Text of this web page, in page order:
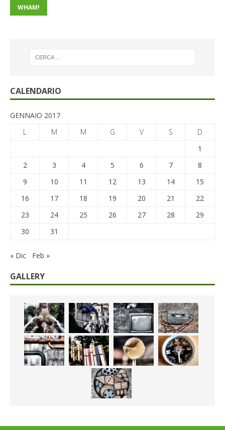
WHAM!
CALENDARIO
GENNAIO 2017
L
M M G V S
D
1
2
3 4 5 6 7
8
9
10 11 12 13 14
15
16
17 18 19 20 21
22
23
24 25 26 27 28
29
30
31
« Dic Feb »
GALLERY